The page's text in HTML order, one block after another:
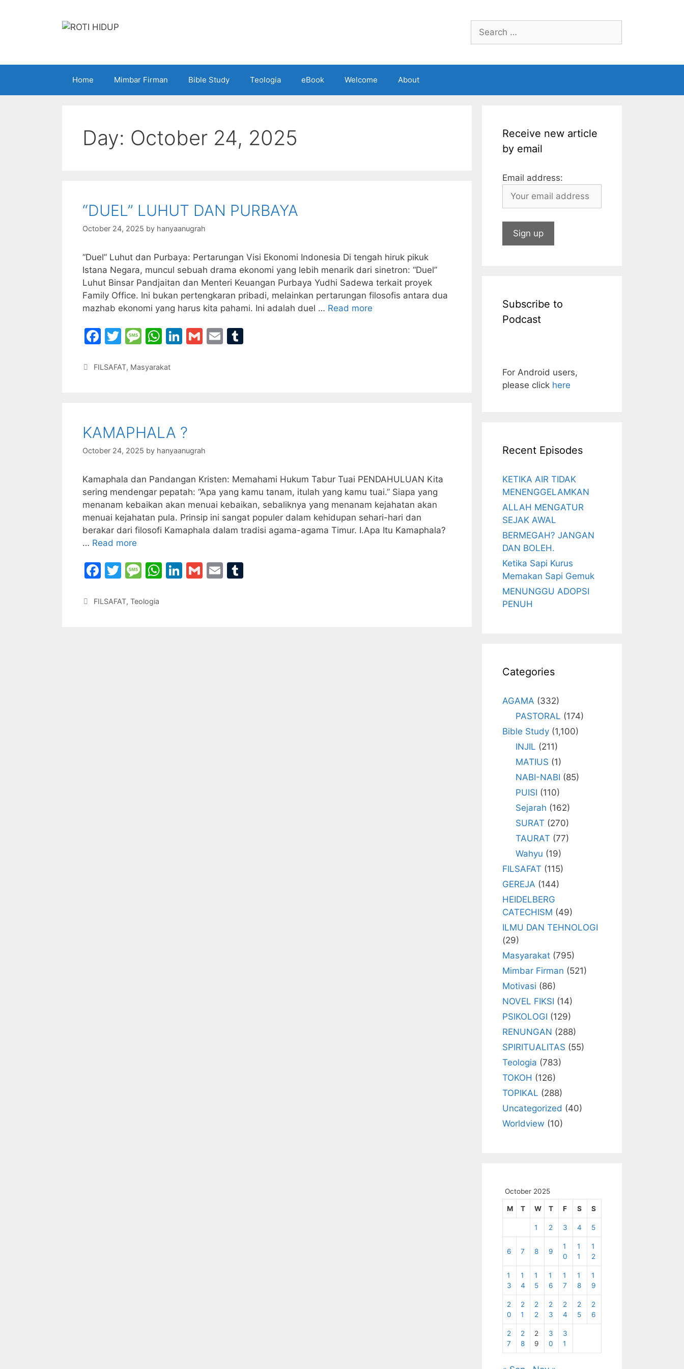
Search
for:
Home Mimbar Firman Bible Study Teologia eBook Welcome About
Day: October 24, 2025
“DUEL” LUHUT DAN PURBAYA
October 24, 2025 by hanyaanugrah
“Duel” Luhut dan Purbaya: Pertarungan Visi Ekonomi Indonesia Di tengah hiruk pikuk
Istana Negara, muncul sebuah drama ekonomi yang lebih menarik dari sinetron: “Duel”
Luhut Binsar Pandjaitan dan Menteri Keuangan Purbaya Yudhi Sadewa terkait proyek
Family Office. Ini bukan pertengkaran pribadi, melainkan pertarungan filosofis antara dua
mazhab ekonomi yang harus kita pahami. Ini adalah duel … Read more
F
c
o
k
T
itt
M
s
e
W
at
p
Li G
E
Categories
FILSAFAT, Masyarakat
KAMAPHALA ?
October 24, 2025 by hanyaanugrah
Kamaphala dan Pandangan Kristen: Memahami Hukum Tabur Tuai PENDAHULUAN Kita
sering mendengar pepatah: “Apa yang kamu tanam, itulah yang kamu tuai.” Siapa yang
menanam kebaikan akan menuai kebaikan, sebaliknya yang menanam kejahatan akan
menuai kejahatan pula. Prinsip ini sangat populer dalam kehidupan sehari-hari dan
berakar dari filosofi Kamaphala dalam tradisi agama-agama Timur. I.Apa Itu Kamaphala?
… Read more
F
c
T
itt
M
s
W Li G
E
Categories
FILSAFAT, Teologia
Receive new article
by email
Email address:
Subscribe to
Podcast
For Android users,
please click here
Recent Episodes
KETIKA AIR TIDAK
MENENGGELAMKAN
ALLAH MENGATUR
SEJAK AWAL
BERMEGAH? JANGAN
DAN BOLEH.
Ketika Sapi Kurus
Memakan Sapi Gemuk
MENUNGGU ADOPSI
PENUH
Categories
AGAMA (332)
PASTORAL (174)
Bible Study (1,100)
INJIL (211)
MATIUS (1)
NABI-NABI (85)
PUISI (110)
Sejarah (162)
SURAT (270)
TAURAT (77)
Wahyu (19)
FILSAFAT (115)
GEREJA (144)
HEIDELBERG
CATECHISM (49)
ILMU DAN TEHNOLOGI
(29)
Masyarakat (795)
Mimbar Firman (521)
Motivasi (86)
NOVEL FIKSI (14)
PSIKOLOGI (129)
RENUNGAN (288)
SPIRITUALITAS (55)
Teologia (783)
TOKOH (126)
TOPIKAL (288)
Uncategorized (40)
Worldview (10)
October 2025
M T W T F S S
1 2 3 4 5
6 7 8 9
1
0
1
1
1
2
1
3
1
4
1
5
1
6
1
7
1
8
1
9
2
0
2
1
2
2
2
3
2
4
2
5
2
6
2
7
2
8
2
9
3
0
3
1